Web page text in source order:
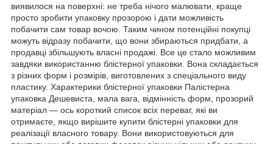
виявилося на поверхні: не треба нічого малювати, краще
просто зробити упаковку прозорою і дати можливість
побачити сам товар вочою. Таким чином потенційні покупці
можуть відразу побачити, що вони збираються придбати, а
продавці збільшують власні продажі. Все це стало можливим
завдяки використанню блістерної упаковки. Вона складається
з різних форм і розмірів, виготовлених з спеціального виду
пластику. Характерики блістерної упаковки Палістерна
упаковка Дешевиста, мала вага, відмінність форм, прозорий
матеріал — ось короткий список всіх переваг, які ви
отримаєте, якщо вирішите купити блістерні упаковки для
реалізації власного товару. Вони використовуються для